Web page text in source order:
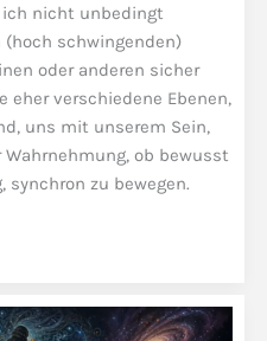
nicht unbedingt
schwingenden)
oder anderen sicher
eher verschiedene Ebenen,
uns mit unserem Sein,
ob bewusst
zu bewegen.